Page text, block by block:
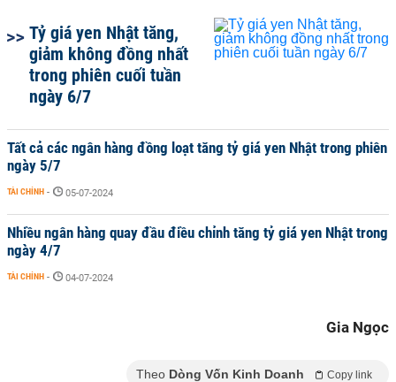
Tỷ giá yen Nhật tăng,
giảm không đồng nhất
trong phiên cuối tuần
ngày 6/7
Tất cả các ngân hàng đồng loạt tăng tỷ giá yen Nhật trong phiên
ngày 5/7
TÀI CHÍNH - 05-07-2024
Nhiều ngân hàng quay đầu điều chỉnh tăng tỷ giá yen Nhật trong
ngày 4/7
TÀI CHÍNH - 04-07-2024
Gia Ngọc
Theo Dòng Vốn Kinh Doanh Copy link